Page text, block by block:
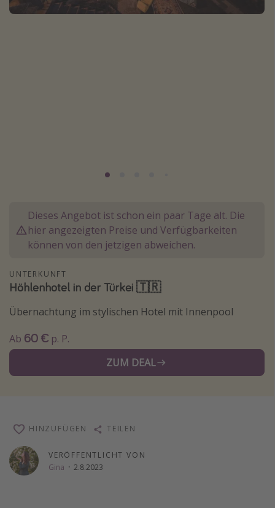
Normandie Urlaub
Alle Reisethemen
Wellnessurlaub
Disneyland Paris
Roadtrips
Wochenendtrip
Singlereisen
Gruppenreisen
Hotels in Hamburg
Weitere Themen
Reise Journal
Dieses Angebot ist schon ein paar Tage alt. Die
hier angezeigten Preise und Verfügbarkeiten
können von den jetzigen abweichen.
UNTERKUNFT
Höhlenhotel in der Türkei 🇹🇷
Übernachtung im stylischen Hotel mit Innenpool
Ab 60 € p. P.
ZUM DEAL
VERÖFFENTLICHT VON
Gina · 2.8.2023
HINZUFÜGEN TEILEN